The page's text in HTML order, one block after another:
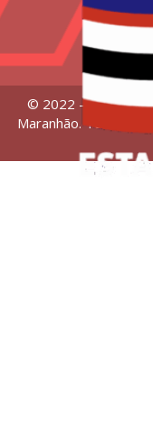
© 2022 –
Maranhão. Todos